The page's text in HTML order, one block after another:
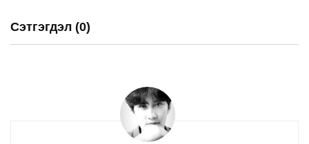
Сэтгэгдэл (0)